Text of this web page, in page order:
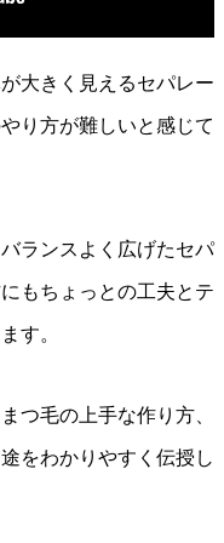
大きく見えるセパレー
り方が難しいと感じて
ランスよく広げたセパ
もちょっとの工夫とテ
す。
つ毛の上手な作り方、
をわかりやすく伝授し